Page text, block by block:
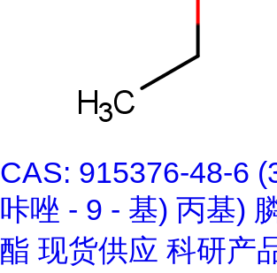
CAS: 915376-48-6
咔唑 - 9 - 基) 丙基)
酯 现货供应 科研产